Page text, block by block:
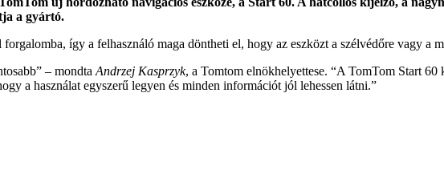
a gyártó.
így a felhasználó maga döntheti el, hogy az eszközt a szélvédőre vagy a
– mondta Andrzej Kasprzyk, a Tomtom elnökhelyettese. “A TomTom Start
a használat egyszerű legyen és minden információt jól lehessen látni.”